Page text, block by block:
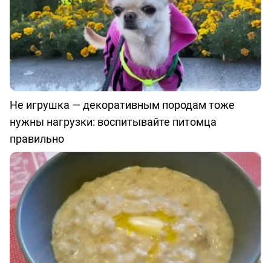
Не игрушка — декоративным породам тоже
нужны нагрузки: воспитывайте питомца
правильно